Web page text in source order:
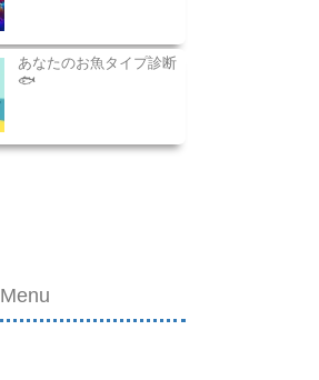
あなたのお魚タイプ診断
🐟
Menu